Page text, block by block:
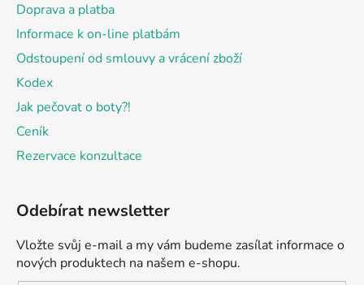
Doprava a platba
Informace k on-line platbám
Odstoupení od smlouvy a vrácení zboží
Kodex
Jak pečovat o boty?!
Ceník
Rezervace konzultace
Odebírat newsletter
Vložte svůj e-mail a my vám budeme zasílat informace o
nových produktech na našem e-shopu.